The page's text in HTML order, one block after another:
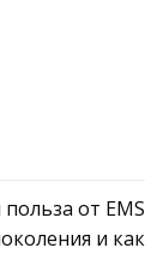
польза от EMS
и как